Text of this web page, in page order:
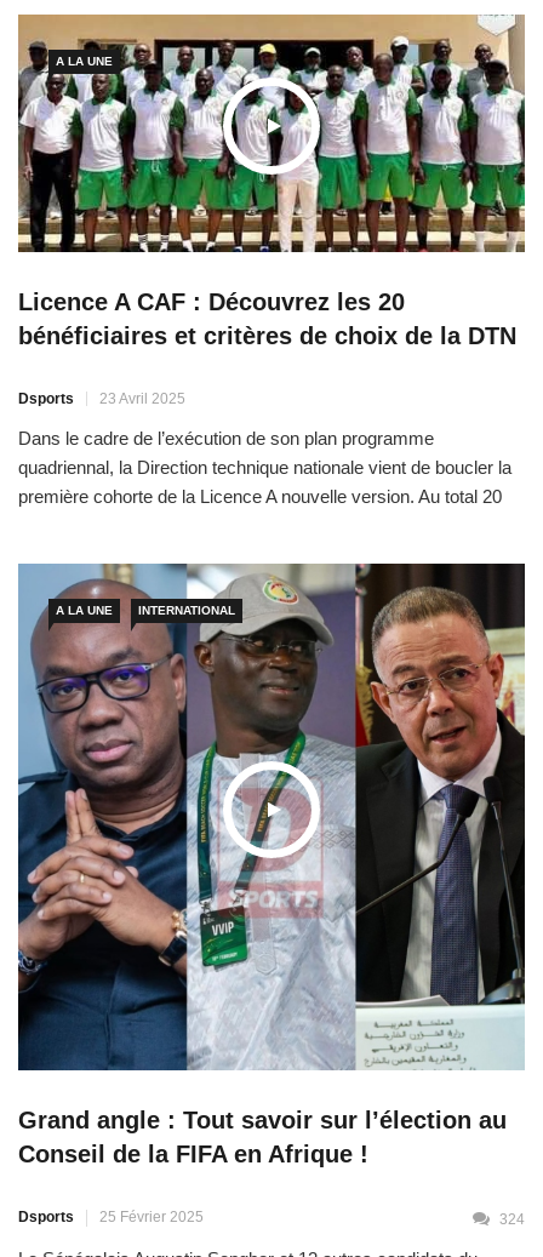
préparation optimale des athlètes […]
A LA UNE
Licence A CAF : Découvrez les 20
bénéficiaires et critères de choix de la DTN
Dsports 23 Avril 2025
Dans le cadre de l’exécution de son plan programme
quadriennal, la Direction technique nationale vient de boucler la
première cohorte de la Licence A nouvelle version. Au total 20
2025. A la fin du […]
A LA UNE INTERNATIONAL
Grand angle : Tout savoir sur l’élection au
Conseil de la FIFA en Afrique !
Dsports 25 Février 2025 324